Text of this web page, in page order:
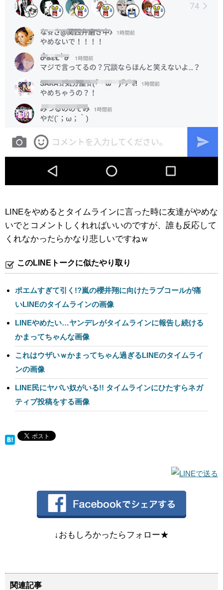
LINEをやめるとタイムラインに言った時に友達がやめな
いでとコメントしくれればいいのですが、誰も反応して
くれなかったらかなり悲しいですねｗ
このLINEトークに似たやり取り
ポエムすぎて引く!?嵐の櫻井翔に向けたラブコールが痛
いLINEのタイムラインの画像
LINEやめたい…ヤンデレがタイムラインに報告し続ける
かまってちゃんな画像
これはウザいｗかまってちゃん過ぎるLINEのタイムライ
ンの画像
LINE民にヤバい奴がいる!! タイムラインにひたすらネガ
ティブ投稿をする画像
↓おもしろかったらフォロー★
関連記事